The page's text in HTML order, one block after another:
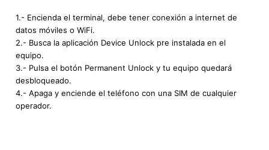
1.- Encienda el terminal, debe tener conexión a internet de
datos móviles o WiFi.
2.- Busca la aplicación Device Unlock pre instalada en el
equipo.
3.- Pulsa el botón Permanent Unlock y tu equipo quedará
desbloqueado.
4.- Apaga y enciende el teléfono con una SIM de cualquier
operador.